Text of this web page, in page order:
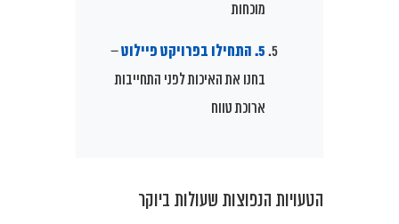
מוכחות
5. התחילו בפרויקט פיילוט
–
בחנו את האיכות לפני התחייבות
ארוכת טווח
הטעויות הנפוצות שעולות ביוקר